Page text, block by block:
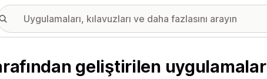
geliştirilen uygulamalar